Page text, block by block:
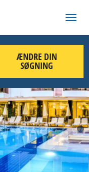
ÆNDRE DIN
SØGNING